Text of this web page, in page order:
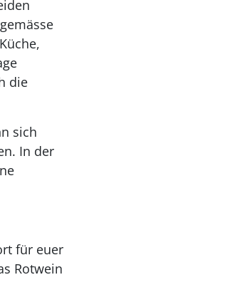
die
sich
In der
für euer
Rotwein